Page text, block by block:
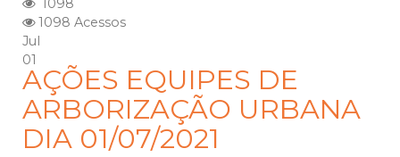
1098
1098 Acessos
Jul
01
AÇÕES EQUIPES DE
ARBORIZAÇÃO URBANA
DIA 01/07/2021